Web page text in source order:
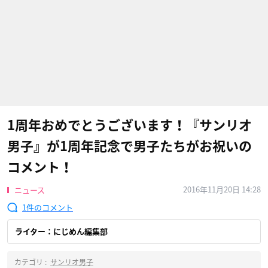
1周年おめでとうございます！『サンリオ
男子』が1周年記念で男子たちがお祝いの
コメント！
ニュース
2016年11月20日 14:28
1
ライター：にじめん編集部
カテゴリ : サンリオ男子